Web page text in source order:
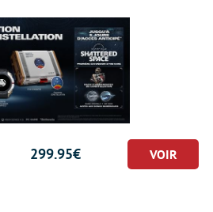
299.95€